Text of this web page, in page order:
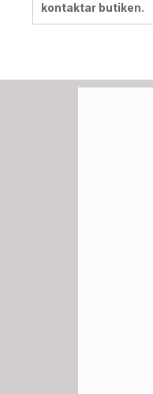
kontaktar butiken.